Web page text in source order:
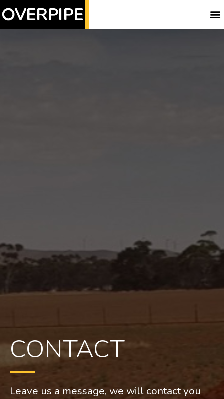
CONTACT
Leave us a message, we will contact you